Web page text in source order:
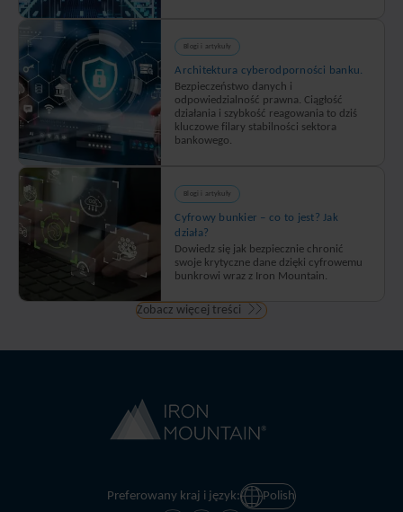
Blogi i artykuły
Architektura cyberodporności banku.
Bezpieczeństwo danych i
odpowiedzialność prawna. Ciągłość
działania i szybkość reagowania to dziś
kluczowe filary stabilności sektora
bankowego.
Blogi i artykuły
Cyfrowy bunkier – co to jest? Jak
działa?
Dowiedz się jak bezpiecznie chronić
swoje krytyczne dane dzięki cyfrowemu
bunkrowi wraz z Iron Mountain.
Zobacz więcej treści
Preferowany kraj i język: Polish